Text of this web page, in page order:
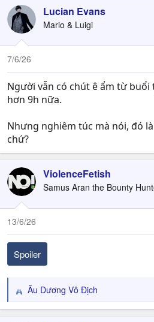
c
t
i
o
n
Lucian Evans
Mario & Luigi
7/6/26
Người vẫn có chút ê ẩm từ buổi
hơn 9h nữa.
Nhưng nghiêm túc mà nói, đó
chứ?
ViolenceFetish
Samus Aran the Bounty
13/6/26
Spoiler
R
e
Âu Dương Vô Địch